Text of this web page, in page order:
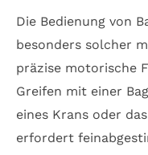
Die Bedienung von
besonders solcher
präzise motorische
Greifen mit einer
eines Krans oder
erfordert